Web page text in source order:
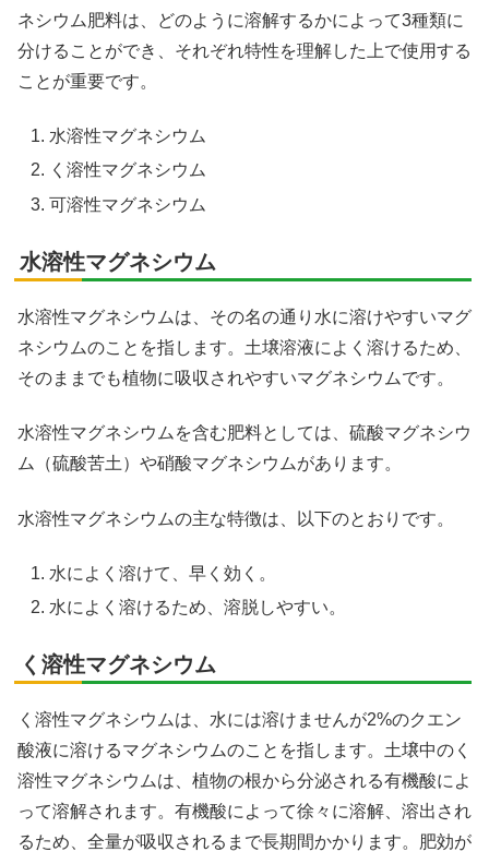
ネシウム肥料は、どのように溶解するかによって3種類に
分けることができ、それぞれ特性を理解した上で使用する
ことが重要です。
水溶性マグネシウム
く溶性マグネシウム
可溶性マグネシウム
水溶性マグネシウム
水溶性マグネシウムは、その名の通り水に溶けやすいマグ
ネシウムのことを指します。土壌溶液によく溶けるため、
そのままでも植物に吸収されやすいマグネシウムです。
水溶性マグネシウムを含む肥料としては、硫酸マグネシウ
ム（硫酸苦土）や硝酸マグネシウムがあります。
水溶性マグネシウムの主な特徴は、以下のとおりです。
水によく溶けて、早く効く。
水によく溶けるため、溶脱しやすい。
く溶性マグネシウム
く溶性マグネシウムは、水には溶けませんが2%のクエン
酸液に溶けるマグネシウムのことを指します。土壌中のく
溶性マグネシウムは、植物の根から分泌される有機酸によ
って溶解されます。有機酸によって徐々に溶解、溶出され
るため、全量が吸収されるまで長期間かかります。肥効が